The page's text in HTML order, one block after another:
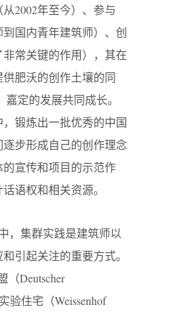
2002年至今）、参与
国内青年建筑师）、创
常关键的作用），其在
肥沃的创作土壤的同
定的发展共同成长。
锻炼出一批优秀的中国
步形成自己的创作理念
宣传和项目的示范作
语权和相关资源。
，集群实践是建筑师以
引起关注的重要方式。
（Deutscher
验住宅（Weissenhof